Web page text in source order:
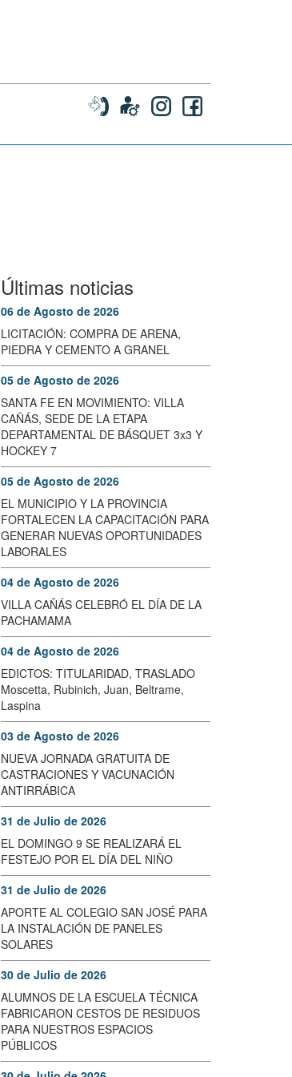
Últimas noticias
06 de Agosto de 2026
LICITACIÓN: COMPRA DE ARENA,
PIEDRA Y CEMENTO A GRANEL
05 de Agosto de 2026
SANTA FE EN MOVIMIENTO: VILLA
CAÑÁS, SEDE DE LA ETAPA
DEPARTAMENTAL DE BÁSQUET 3x3 Y
HOCKEY 7
05 de Agosto de 2026
EL MUNICIPIO Y LA PROVINCIA
FORTALECEN LA CAPACITACIÓN PARA
GENERAR NUEVAS OPORTUNIDADES
LABORALES
04 de Agosto de 2026
VILLA CAÑÁS CELEBRÓ EL DÍA DE LA
PACHAMAMA
04 de Agosto de 2026
EDICTOS: TITULARIDAD, TRASLADO
Moscetta, Rubinich, Juan, Beltrame,
Laspina
03 de Agosto de 2026
NUEVA JORNADA GRATUITA DE
CASTRACIONES Y VACUNACIÓN
ANTIRRÁBICA
31 de Julio de 2026
EL DOMINGO 9 SE REALIZARÁ EL
FESTEJO POR EL DÍA DEL NIÑO
31 de Julio de 2026
APORTE AL COLEGIO SAN JOSÉ PARA
LA INSTALACIÓN DE PANELES
SOLARES
30 de Julio de 2026
ALUMNOS DE LA ESCUELA TÉCNICA
FABRICARON CESTOS DE RESIDUOS
PARA NUESTROS ESPACIOS
PÚBLICOS